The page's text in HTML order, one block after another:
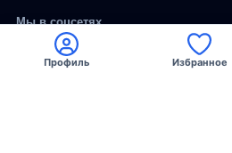
Мы в соцсетях
Facebook
Профиль Избранное